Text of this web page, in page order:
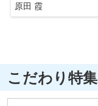
原田 霞
こだわり特集